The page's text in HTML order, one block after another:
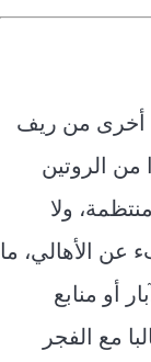
أخرى من ريف
من الروتين
ولا
عن الأهالي، ما
أو منابع
مع الفجر